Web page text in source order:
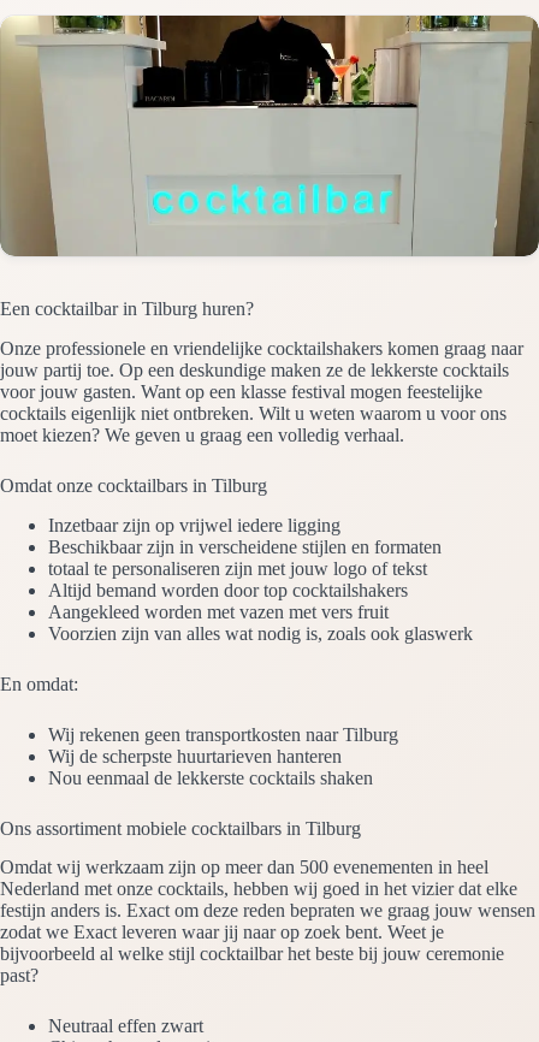
Een cocktailbar in Tilburg huren?
Onze professionele en vriendelijke cocktailshakers komen graag naar
jouw partij toe. Op een deskundige maken ze de lekkerste cocktails
voor jouw gasten. Want op een klasse festival mogen feestelijke
cocktails eigenlijk niet ontbreken. Wilt u weten waarom u voor ons
moet kiezen? We geven u graag een volledig verhaal.
Omdat onze cocktailbars in Tilburg
Inzetbaar zijn op vrijwel iedere ligging
Beschikbaar zijn in verscheidene stijlen en formaten
totaal te personaliseren zijn met jouw logo of tekst
Altijd bemand worden door top cocktailshakers
Aangekleed worden met vazen met vers fruit
Voorzien zijn van alles wat nodig is, zoals ook glaswerk
En omdat:
Wij rekenen geen transportkosten naar Tilburg
Wij de scherpste huurtarieven hanteren
Nou eenmaal de lekkerste cocktails shaken
Ons assortiment mobiele cocktailbars in Tilburg
Omdat wij werkzaam zijn op meer dan 500 evenementen in heel
Nederland met onze cocktails, hebben wij goed in het vizier dat elke
festijn anders is. Exact om deze reden bepraten we graag jouw wensen
zodat we Exact leveren waar jij naar op zoek bent. Weet je
bijvoorbeeld al welke stijl cocktailbar het beste bij jouw ceremonie
past?
Neutraal effen zwart